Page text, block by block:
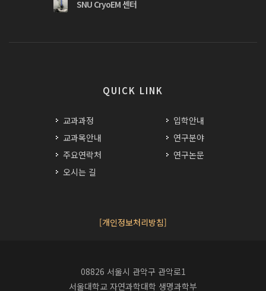
SNU CryoEM 센터
QUICK LINK
교과과정
교과목안내
주요연락처
오시는 길
입학안내
연구분야
연구논문
[개인정보처리방침]
08826 서울시 관악구 관악로1
서울대학교 자연과학대학 생명과학부